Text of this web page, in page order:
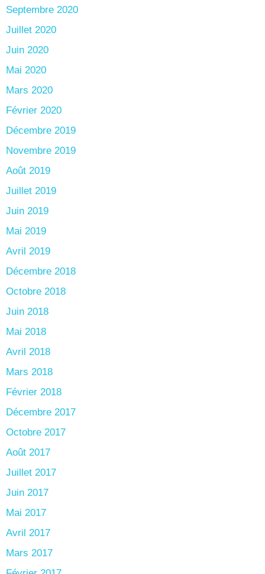
Septembre 2020
Juillet 2020
Juin 2020
Mai 2020
Mars 2020
Février 2020
Décembre 2019
Novembre 2019
Août 2019
Juillet 2019
Juin 2019
Mai 2019
Avril 2019
Décembre 2018
Octobre 2018
Juin 2018
Mai 2018
Avril 2018
Mars 2018
Février 2018
Décembre 2017
Octobre 2017
Août 2017
Juillet 2017
Juin 2017
Mai 2017
Avril 2017
Mars 2017